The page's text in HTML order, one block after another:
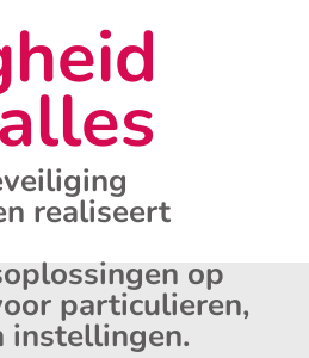
realiseert
op
particulieren,
instellingen.